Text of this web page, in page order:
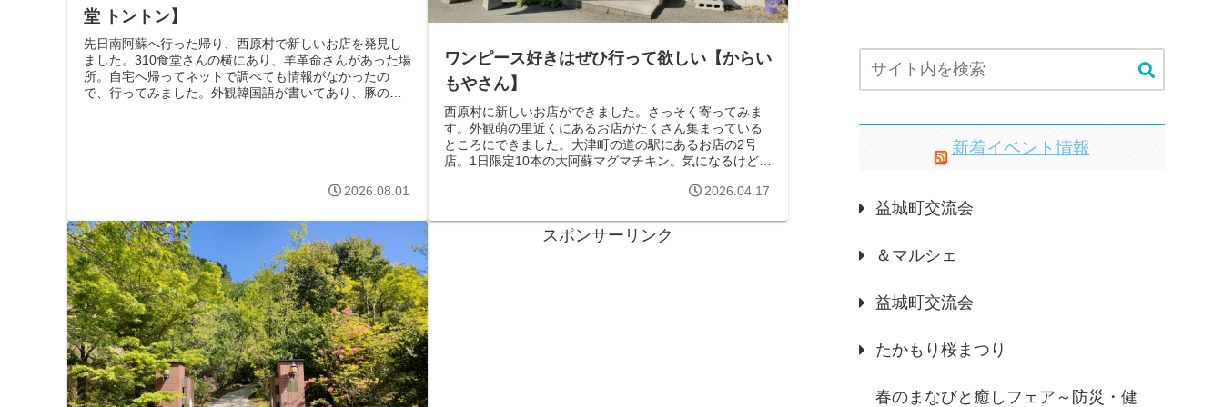
堂 トントン】
先日南阿蘇へ行った帰り、西原村で新しいお店を発見し
ました。310食堂さんの横にあり、羊革命さんがあった場
所。自宅へ帰ってネットで調べても情報がなかったの
で、行ってみました。外観韓国語が書いてあり、豚のイ
2026.08.01
ワンピース好きはぜひ行って欲しい【からい
もやさん】
西原村に新しいお店ができました。さっそく寄ってみま
す。外観萌の里近くにあるお店がたくさん集まっている
ところにできました。大津町の道の駅にあるお店の2号
店。1日限定10本の大阿蘇マグマチキン。気になるけど、
2026.04.17
スポンサーリンク
新着イベント情報
益城町交流会
＆マルシェ
益城町交流会
たかもり桜まつり
春のまなびと癒しフェア～防災・健